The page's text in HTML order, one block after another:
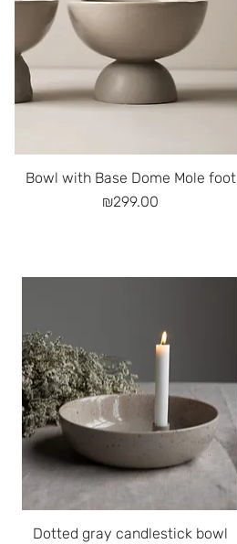
Quick View
Bowl with Base Dome Mole foot
Price
₪299.00
Quick View
Dotted gray candlestick bowl